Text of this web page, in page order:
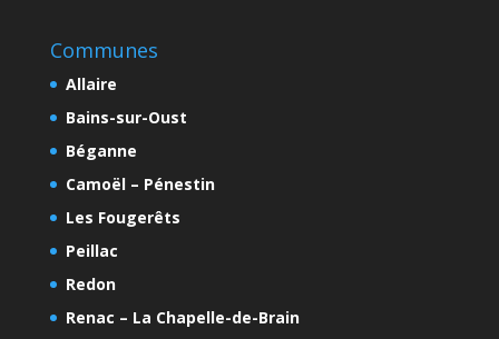
Communes
Allaire
Bains-sur-Oust
Béganne
Camoël – Pénestin
Les Fougerêts
Peillac
Redon
Renac – La Chapelle-de-Brain